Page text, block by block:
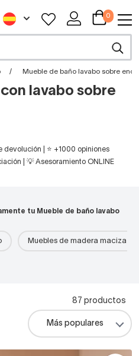
0
Mueble de baño lavabo sobre
lavabo sobre
devolución | ⭐ +1000 opiniones
| 💡 Asesoramiento ONLINE
tu Mueble de baño lavabo
Muebles de madera maciza
87 productos